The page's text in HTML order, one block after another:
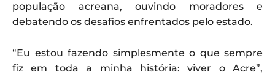
população acreana, ouvindo moradores e
debatendo os desafios enfrentados pelo estado.
“Eu estou fazendo simplesmente o que sempre
fiz em toda a minha história: viver o Acre”,